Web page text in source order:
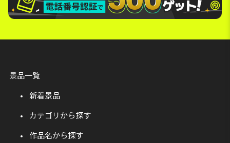
景品一覧
新着景品
カテゴリから探す
作品名から探す